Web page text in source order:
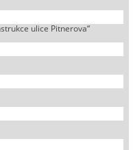
ulice Pitnerova“